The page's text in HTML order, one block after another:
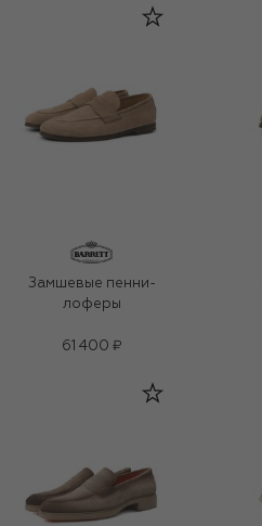
Замшевые пенни-
лоферы
61 400 ₽